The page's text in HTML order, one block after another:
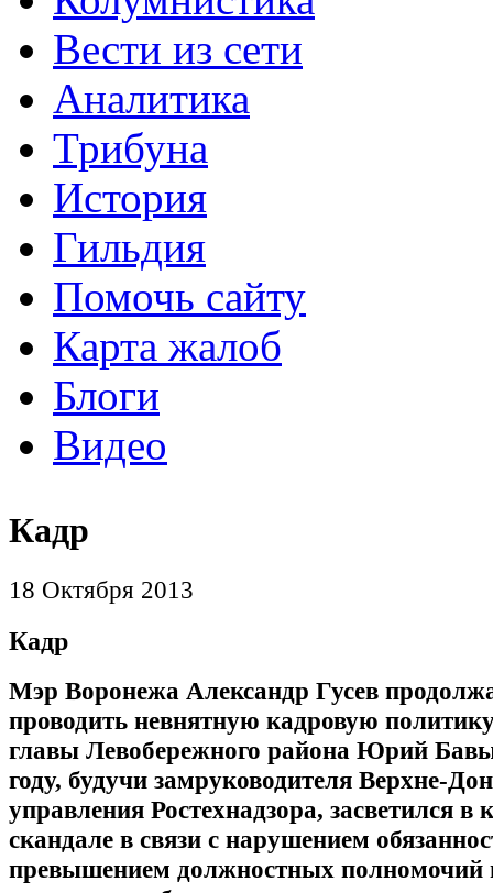
Вести из сети
Аналитика
Трибуна
История
Гильдия
Помочь сайту
Карта жалоб
Блоги
Видео
Кадр
18 Октября 2013
Кадр
Мэр Воронежа Александр Гусев
проводить невнятную кадровую
главы Левобережного района Юрий
году, будучи замруководителя Верхне-
управления Ростехнадзора, засветился в
скандале в связи с нарушением
превышением должностных полномочий